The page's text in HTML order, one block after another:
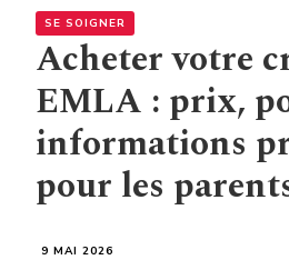
SE SOIGNER
Acheter votre
EMLA : prix,
informations
pour les
9 MAI 2026